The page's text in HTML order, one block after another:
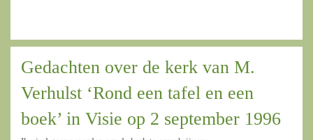
Gedachten over de kerk van M.
Verhulst ‘Rond een tafel en een
boek’ in Visie op 2 september 1996